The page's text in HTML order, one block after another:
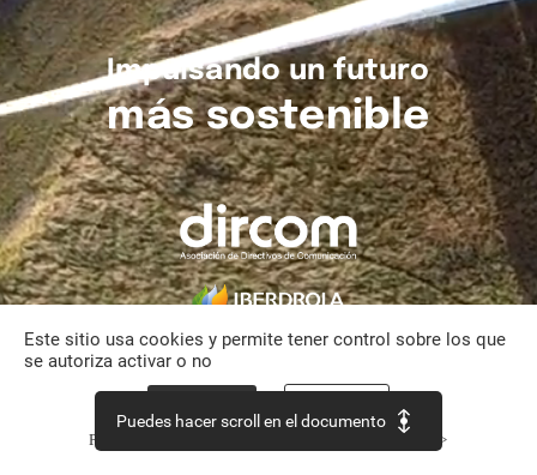
Este sitio usa cookies y permite tener control sobre los que
se autoriza activar o no
Política de confidencialidad Continuar sin aceptar >
Impulsando un futuro
más sostenible
Puedes hacer scroll en el documento